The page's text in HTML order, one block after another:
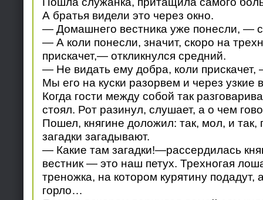
А братья видели это через окно.
— Домашнего вестника уже понесли, —
— А коли понесли, значит, скоро на
прискачет,— откликнулся средний.
— Не видать ему добра, коли
Мы его на куски разорвем и через узкие
Когда гости между собой так
стоял. Рот разинул, слушает, а о чем
Пошел, княгине доложил: так, мол, и так,
загадки загадывают.
— Какие там загадки!—рассердилась
вестник — это наш петух. Трехногая
треножка, на котором курятину подадут,
горло…